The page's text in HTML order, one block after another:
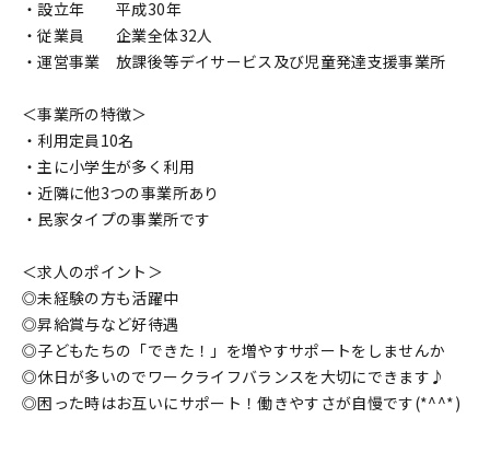
・設立年 平成30年
・従業員 企業全体32人
・運営事業 放課後等デイサービス及び児童発達支援事業所
＜事業所の特徴＞
・利用定員10名
・主に小学生が多く利用
・近隣に他3つの事業所あり
・民家タイプの事業所です
＜求人のポイント＞
◎未経験の方も活躍中
◎昇給賞与など好待遇
◎子どもたちの「できた！」を増やすサポートをしませんか
◎休日が多いのでワークライフバランスを大切にできます♪
◎困った時はお互いにサポート！働きやすさが自慢です(*^^*)